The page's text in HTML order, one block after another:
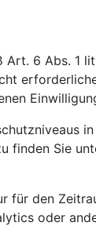
6 Abs. 1
finden Sie
den
oder